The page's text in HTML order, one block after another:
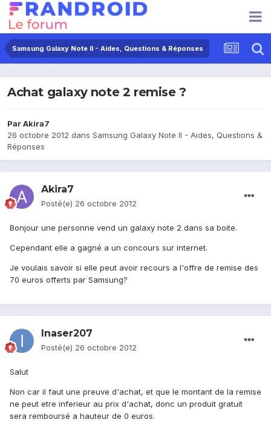
Samsung Galaxy Note II - Aides, Questions & Réponses
Achat galaxy note 2 remise ?
ParAkira7
26 octobre 2012 dans Samsung Galaxy Note II - Aides, Questions &
Réponses
Akira7
Posté(e) 26 octobre 2012
Bonjour une personne vend un galaxy note 2 dans sa boite.
Cependant elle a gagné a un concours sur internet.
Je voulais savoir si elle peut avoir recours a l'offre de remise des
70 euros offerts par Samsung?
Inaser207
Posté(e) 26 octobre 2012
Salut
Non car il faut une preuve d'achat, et que le montant de la remise
ne peut etre inferieur au prix d'achat, donc un produit gratuit
sera remboursé a hauteur de 0 euros.